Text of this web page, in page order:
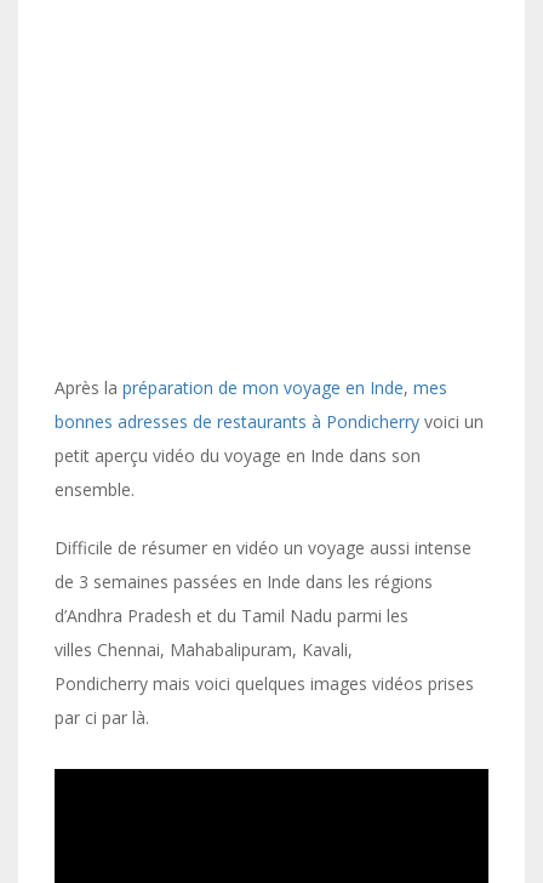
Après la préparation de mon voyage en Inde, mes
bonnes adresses de restaurants à Pondicherry voici un
petit aperçu vidéo du voyage en Inde dans son
ensemble.
Difficile de résumer en vidéo un voyage aussi intense
de 3 semaines passées en Inde dans les régions
d’Andhra Pradesh et du Tamil Nadu parmi les
villes Chennai, Mahabalipuram, Kavali,
Pondicherry mais voici quelques images vidéos prises
par ci par là.